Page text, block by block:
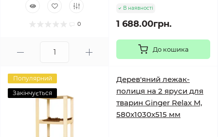
0
В наявності
1 688.00грн.
До кошика
Популярний
Закінчується
Дерев'яний лежак-
полиця на 2 яруси для
тварин Ginger Relax М,
580х1030х515 мм